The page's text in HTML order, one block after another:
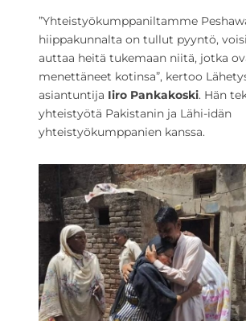
”Yhteistyökumppaniltamme
hiippakunnalta on tullut pyyntö,
auttaa heitä tukemaan niitä, jotka
menettäneet kotinsa”, kertoo
asiantuntija Iiro Pankakoski. Hän
yhteistyötä Pakistanin ja Lähi-idän
yhteistyökumppanien kanssa.